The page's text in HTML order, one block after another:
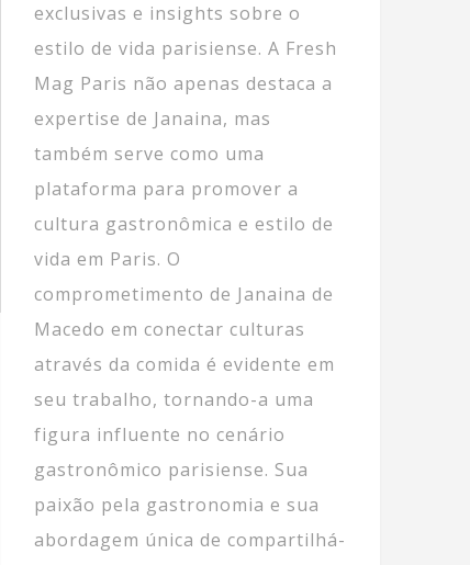
exclusivas e insights sobre o
estilo de vida parisiense. A Fresh
Mag Paris não apenas destaca a
expertise de Janaina, mas
também serve como uma
plataforma para promover a
cultura gastronômica e estilo de
vida em Paris. O
comprometimento de Janaina de
Macedo em conectar culturas
através da comida é evidente em
seu trabalho, tornando-a uma
figura influente no cenário
gastronômico parisiense. Sua
paixão pela gastronomia e sua
abordagem única de compartilhá-